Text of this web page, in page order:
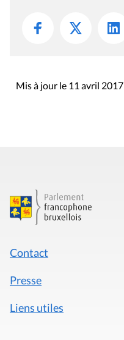
Mis à jour le 11 avril 2017
Contact
Presse
Liens utiles